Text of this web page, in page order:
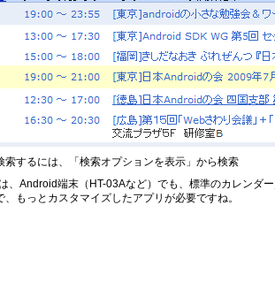
するには、「検索オプションを表示」から検索
、Android端末（HT-03Aなど）でも、標準のカレンダ
もっとカスタマイズしたアプリが必要ですね。